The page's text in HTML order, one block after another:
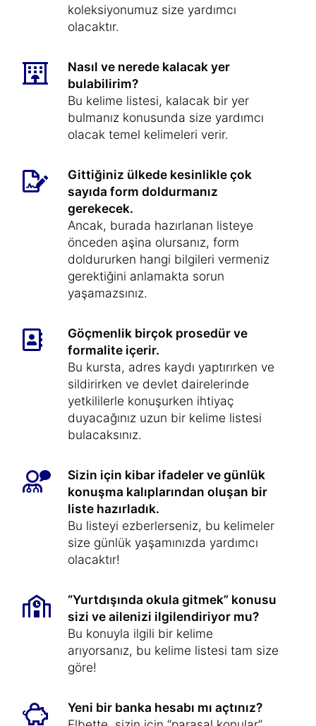
koleksiyonumuz size yardımcı
olacaktır.
Nasıl ve nerede kalacak yer
bulabilirim?
Bu kelime listesi, kalacak bir yer
bulmanız konusunda size yardımcı
olacak temel kelimeleri verir.
Gittiğiniz ülkede kesinlikle çok
sayıda form doldurmanız
gerekecek.
Ancak, burada hazırlanan listeye
önceden aşina olursanız, form
doldururken hangi bilgileri vermeniz
gerektiğini anlamakta sorun
yaşamazsınız.
Göçmenlik birçok prosedür ve
formalite içerir.
Bu kursta, adres kaydı yaptırırken ve
sildirirken ve devlet dairelerinde
yetkililerle konuşurken ihtiyaç
duyacağınız uzun bir kelime listesi
bulacaksınız.
Sizin için kibar ifadeler ve günlük
konuşma kalıplarından oluşan bir
liste hazırladık.
Bu listeyi ezberlerseniz, bu kelimeler
size günlük yaşamınızda yardımcı
olacaktır!
“Yurtdışında okula gitmek” konusu
sizi ve ailenizi ilgilendiriyor mu?
Bu konuyla ilgili bir kelime
arıyorsanız, bu kelime listesi tam size
göre!
Yeni bir banka hesabı mı açtınız?